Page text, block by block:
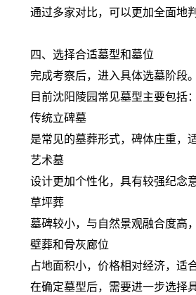
通过多家对比，可以更加全面地
四、选择合适墓型和墓位
完成考察后，进入具体选墓阶段。
目前沈阳陵园常见墓型主要包括：
传统立碑墓
是常见的墓葬形式，碑体庄重，
艺术墓
设计更加个性化，具有较强纪念
草坪葬
墓碑较小，与自然景观融合度高
壁葬和骨灰廊位
占地面积小，价格相对经济，适
在确定墓型后，需要进一步选择